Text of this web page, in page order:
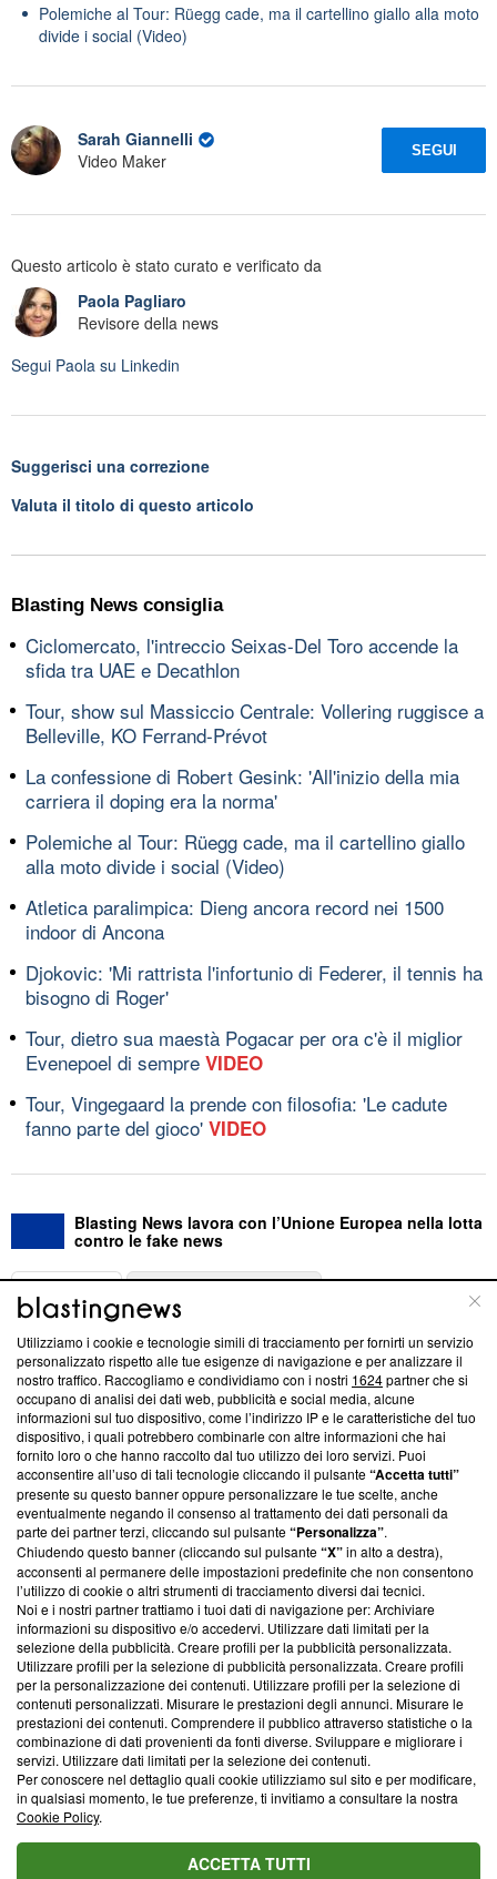
Polemiche al Tour: Rüegg cade, ma il cartellino giallo alla moto
divide i social (Video)
Sarah Giannelli
Video Maker
SEGUI
Questo articolo è stato curato e verificato da
Paola Pagliaro
Revisore della news
Segui Paola su Linkedin
Suggerisci una correzione
Valuta il titolo di questo articolo
Blasting News consiglia
Ciclomercato, l'intreccio Seixas-Del Toro accende la
sfida tra UAE e Decathlon
Tour, show sul Massiccio Centrale: Vollering ruggisce a
Belleville, KO Ferrand-Prévot
La confessione di Robert Gesink: 'All'inizio della mia
carriera il doping era la norma'
Polemiche al Tour: Rüegg cade, ma il cartellino giallo
alla moto divide i social (Video)
Atletica paralimpica: Dieng ancora record nei 1500
indoor di Ancona
Djokovic: 'Mi rattrista l'infortunio di Federer, il tennis ha
bisogno di Roger'
Tour, dietro sua maestà Pogacar per ora c'è il miglior
Evenepoel di sempre VIDEO
Tour, Vingegaard la prende con filosofia: 'Le cadute
fanno parte del gioco' VIDEO
Blasting News lavora con l’Unione Europea nella lotta
contro le fake news
ABOUT
Questa sezione offre informazioni trasparenti su Blasting
News, sui nostri processi editoriali e su come ci impegniamo a
creare news di qualità. Inoltre, afferma la nostra aderenza a
‘Trust Project - News with Integrity’Blasting News non è
ancora membro del programma, ma ha richiesto di farne
parte; Trust Project non ha ancora effettuato una verifica di
conformità agli standard.
Su di noi
Team editoriale
Corporate
Redazione
Informativa Privacy
Cookie Policy
Blasting SA, IDI CHE-247.845.224, Via Carlo Frasca, 3 - 6900
Lugano (Svizzera) Tel:+39 0690258937
© 2026 Blasting News
Utilizziamo i cookie e tecnologie simili di tracciamento per fornirti un servizio
personalizzato rispetto alle tue esigenze di navigazione e per analizzare il
nostro traffico. Raccogliamo e condividiamo con i nostri 1624partner che si
occupano di analisi dei dati web, pubblicità e social media, alcune
informazioni sul tuo dispositivo, come l’indirizzo IP e le caratteristiche del tuo
dispositivo, i quali potrebbero combinarle con altre informazioni che hai
fornito loro o che hanno raccolto dal tuo utilizzo dei loro servizi. Puoi
acconsentire all’uso di tali tecnologie cliccando il pulsante“Accetta tutti”
presente su questo banner oppure personalizzare le tue scelte, anche
eventualmente negando il consenso al trattamento dei dati personali da
parte dei partner terzi, cliccando sul pulsante“Personalizza”.
Chiudendo questo banner (cliccando sul pulsante“X”in alto a destra),
acconsenti al permanere delle impostazioni predefinite che non consentono
l’utilizzo di cookie o altri strumenti di tracciamento diversi dai tecnici.
Noi e i nostri partner trattiamo i tuoi dati di navigazione per: Archiviare
informazioni su dispositivo e/o accedervi. Utilizzare dati limitati per la
selezione della pubblicità. Creare profili per la pubblicità personalizzata.
Utilizzare profili per la selezione di pubblicità personalizzata. Creare profili
per la personalizzazione dei contenuti. Utilizzare profili per la selezione di
contenuti personalizzati. Misurare le prestazioni degli annunci. Misurare le
prestazioni dei contenuti. Comprendere il pubblico attraverso statistiche o la
combinazione di dati provenienti da fonti diverse. Sviluppare e migliorare i
servizi. Utilizzare dati limitati per la selezione dei contenuti.
Per conoscere nel dettaglio quali cookie utilizziamo sul sito e per modificare,
in qualsiasi momento, le tue preferenze, ti invitiamo a consultare la nostra
Cookie Policy.
ACCETTA TUTTI